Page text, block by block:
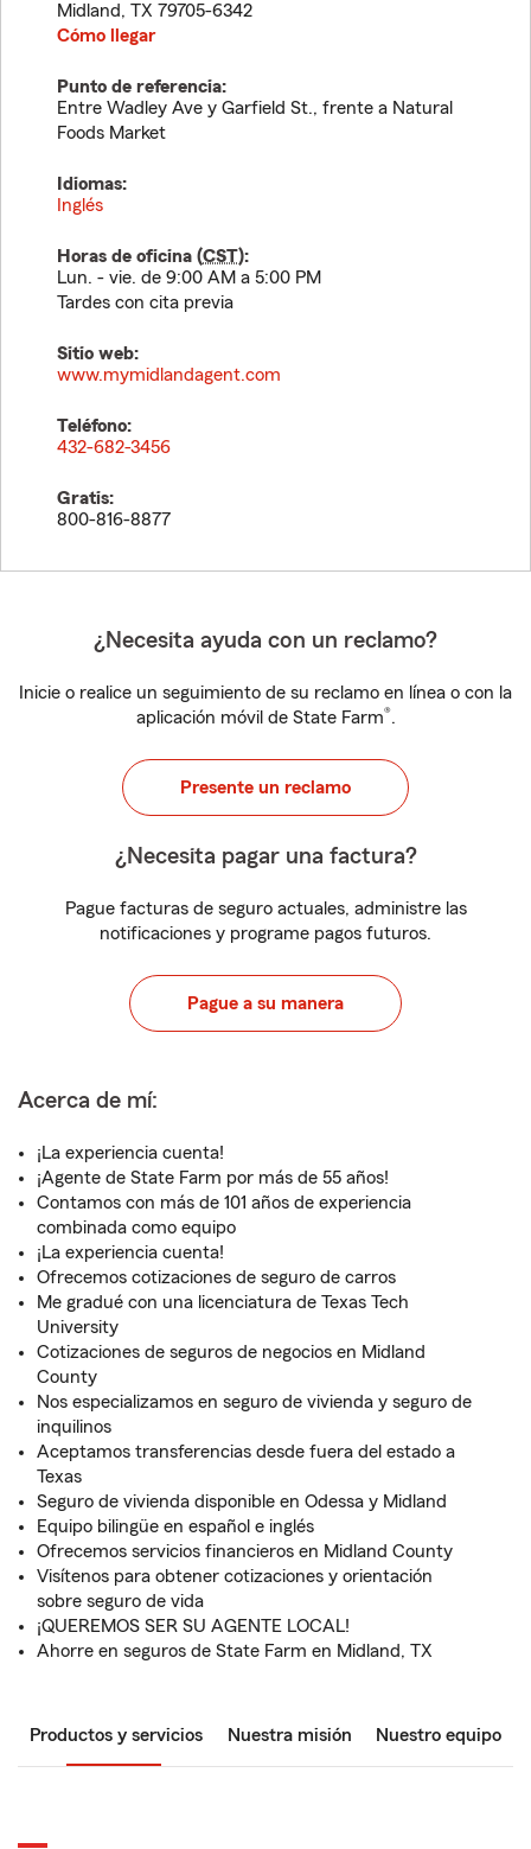
Midland, TX 79705-6342
Cómo llegar
Punto de referencia:
Entre Wadley Ave y Garfield St., frente a Natural
Foods Market
Idiomas:
Inglés
Horas de oficina (CST):
Lun. - vie. de 9:00 AM a 5:00 PM
Tardes con cita previa
Sitio web:
www.mymidlandagent.com
Teléfono:
432-682-3456
Gratis:
800-816-8877
¿Necesita ayuda con un reclamo?
Inicie o realice un seguimiento de su reclamo en línea o con la
aplicación móvil de State Farm®.
Presente un reclamo
¿Necesita pagar una factura?
Pague facturas de seguro actuales, administre las
notificaciones y programe pagos futuros.
Pague a su manera
Acerca de mí:
¡La experiencia cuenta!
¡Agente de State Farm por más de 55 años!
Contamos con más de 101 años de experiencia
combinada como equipo
¡La experiencia cuenta!
Ofrecemos cotizaciones de seguro de carros
Me gradué con una licenciatura de Texas Tech
University
Cotizaciones de seguros de negocios en Midland
County
Nos especializamos en seguro de vivienda y seguro de
inquilinos
Aceptamos transferencias desde fuera del estado a
Texas
Seguro de vivienda disponible en Odessa y Midland
Equipo bilingüe en español e inglés
Ofrecemos servicios financieros en Midland County
Visítenos para obtener cotizaciones y orientación
sobre seguro de vida
¡QUEREMOS SER SU AGENTE LOCAL!
Ahorre en seguros de State Farm en Midland, TX
Productos y servicios Nuestra misión Nuestro equipo